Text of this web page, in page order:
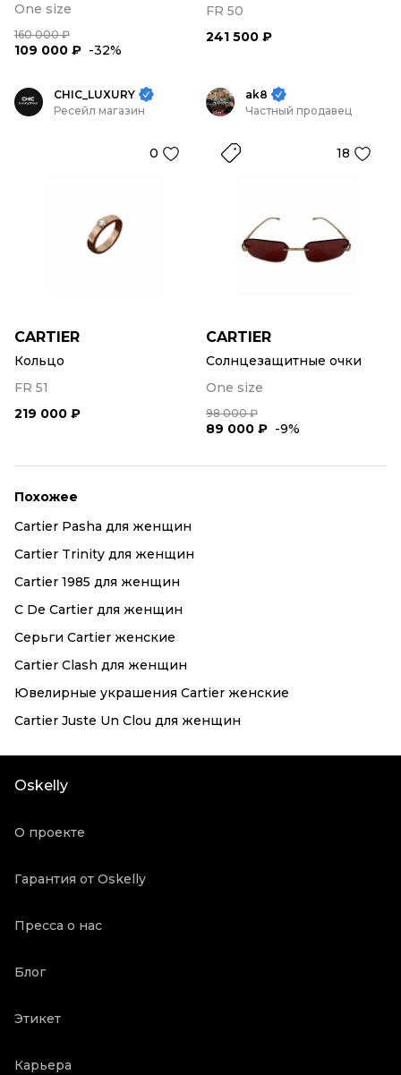
One size
160 000 ₽
109 000 ₽ -32%
FR 50
241 500 ₽
CHIC_LUXURY
Ресейл магазин
0
CARTIER
Кольцо
FR 51
219 000 ₽
ak8
Частный продавец
18
CARTIER
Солнцезащитные очки
One size
98 000 ₽
89 000 ₽ -9%
Похожее
Cartier Pasha для женщин
Cartier Trinity для женщин
Cartier 1985 для женщин
C De Cartier для женщин
Серьги Cartier женские
Cartier Clash для женщин
Ювелирные украшения Cartier женские
Cartier Juste Un Clou для женщин
Oskelly
О проекте
Гарантия от Oskelly
Пресса о нас
Блог
Этикет
Карьера